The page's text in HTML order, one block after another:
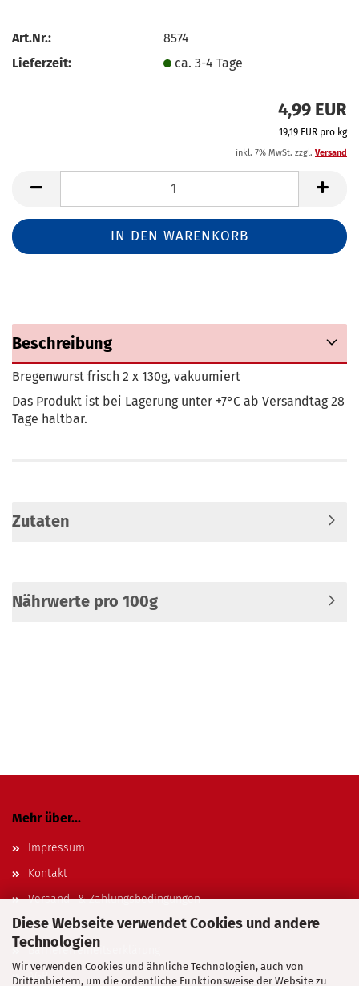
Diese Webseite verwendet Cookies und andere
Technologien
Wir verwenden Cookies und ähnliche Technologien, auch von
Drittanbietern, um die ordentliche Funktionsweise der Website zu
Art.Nr.:
8574
Lieferzeit:
ca. 3-4 Tage
4,99 EUR
19,19 EUR pro kg
inkl. 7% MwSt. zzgl. Versand
Beschreibung
Bregenwurst frisch 2 x 130g, vakuumiert
Das Produkt ist bei Lagerung unter +7°C ab Versandtag 28
Tage haltbar.
Zutaten
Nährwerte pro 100g
Mehr über...
Impressum
Kontakt
Versand- & Zahlungsbedingungen
Widerrufsrecht & Muster-Widerrufsformular
Barrierefreiheitserklärung
AGB